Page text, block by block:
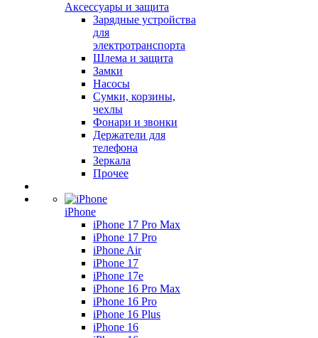
Аксессуары и защита
Зарядные устройства
для
электротранспорта
Шлема и защита
Замки
Насосы
Сумки, корзины,
чехлы
Фонари и звонки
Держатели для
телефона
Зеркала
Прочее
iPhone
iPhone 17 Pro Max
iPhone 17 Pro
iPhone Air
iPhone 17
iPhone 17e
iPhone 16 Pro Max
iPhone 16 Pro
iPhone 16 Plus
iPhone 16